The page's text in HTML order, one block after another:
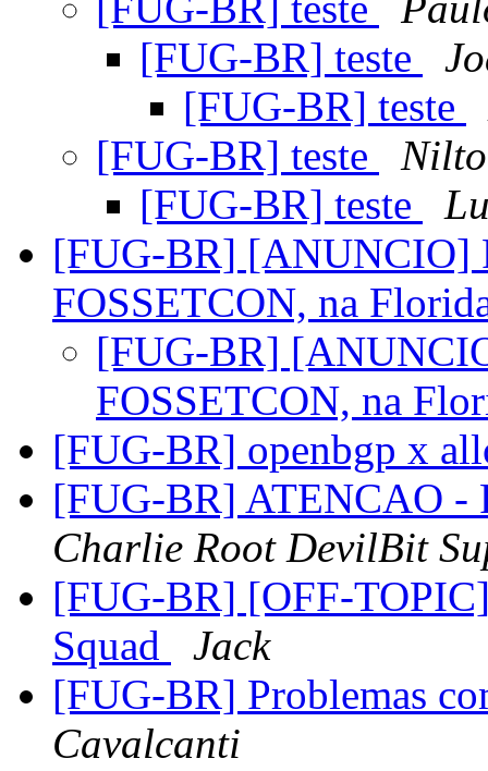
[FUG-BR] teste
[FUG-BR] teste
[FUG-BR] teste
[FUG-BR] teste
[FUG-BR] [ANUNCIO]
FOSSETCON, na
[FUG-BR]
FOSSETCON, na
[FUG-BR] openbgp x
[FUG-BR] ATENCAO -
Charlie Root DevilBit
[FUG-BR] [OFF-
Squad
Jack
[FUG-BR] Problemas
Cavalcanti